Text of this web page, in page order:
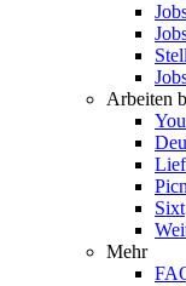
Arbeiten
Sixt
Mehr